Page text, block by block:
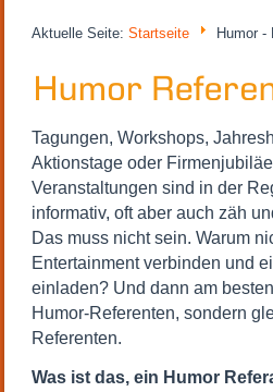
Aktuelle Seite:Startseite Humor -
Tagungen, Workshops,
Aktionstage oder
Veranstaltungen sind in der
informativ, oft aber auch zäh
Das muss nicht sein. Warum
Entertainment verbinden und
einladen? Und dann am
Humor-Referenten, sondern
Referenten.
Was ist das, ein Humor